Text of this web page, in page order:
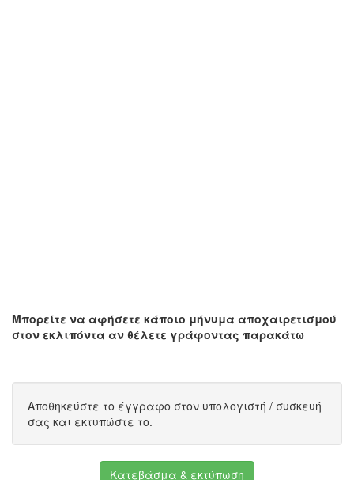
Μπορείτε να αφήσετε κάποιο μήνυμα αποχαιρετισμού
στον εκλιπόντα αν θέλετε γράφοντας παρακάτω
Αποθηκεύστε το έγγραφο στον υπολογιστή / συσκευή
σας και εκτυπώστε το.
Κατεβάσμα & εκτύπωση